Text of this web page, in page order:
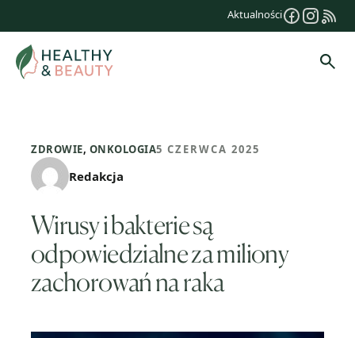
treści
Aktualności
ZDROWIE, ONKOLOGIA5 CZERWCA 2025
Redakcja
Wirusy i bakterie są
odpowiedzialne za miliony
zachorowań na raka